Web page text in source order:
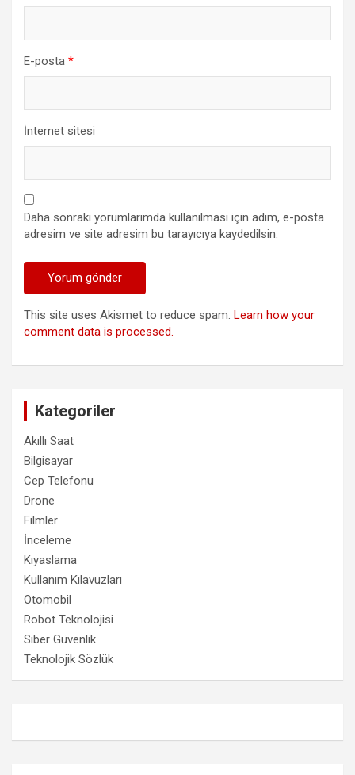
E-posta *
İnternet sitesi
Daha sonraki yorumlarımda kullanılması için adım, e-posta
adresim ve site adresim bu tarayıcıya kaydedilsin.
This site uses Akismet to reduce spam. Learn how your
comment data is processed.
Kategoriler
Akıllı Saat
Bilgisayar
Cep Telefonu
Drone
Filmler
İnceleme
Kıyaslama
Kullanım Kılavuzları
Otomobil
Robot Teknolojisi
Siber Güvenlik
Teknolojik Sözlük